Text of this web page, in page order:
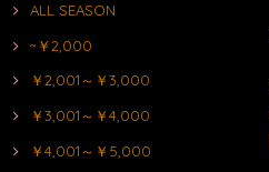
ALL SEASON
~￥2,000
￥2,001～￥3,000
￥3,001～￥4,000
￥4,001～￥5,000